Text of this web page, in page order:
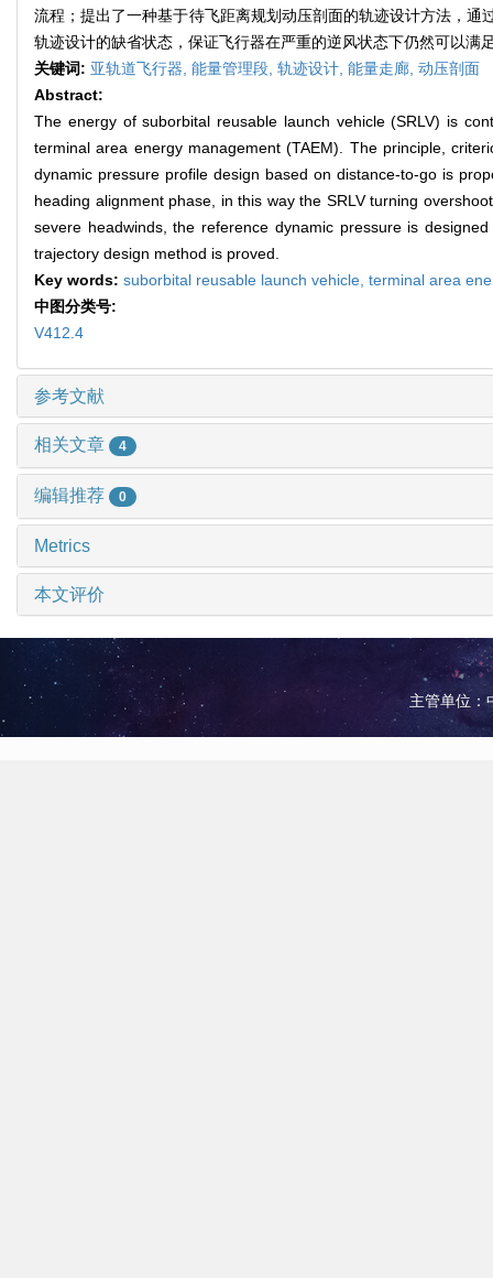
流程；提出了一种基于待飞距离规划动压剖面的轨迹设计方法，
轨迹设计的缺省状态，保证飞行器在严重的逆风状态下仍然可以
关键词: 亚轨道飞行器, 能量管理段, 轨迹设计, 能量走廊, 动压剖面
Abstract:
The energy of suborbital reusable launch vehicle (SRLV) is
terminal area energy management (TAEM). The principle,
dynamic pressure profile design based on distance-to-go is
heading alignment phase, in this way the SRLV turning
severe headwinds, the reference dynamic pressure is
trajectory design method is proved.
Key words: suborbital reusable launch vehicle, terminal area
中图分类号:
V412.4
参考文献
相关文章 4
编辑推荐 0
Metrics
本文评价
主管单位：